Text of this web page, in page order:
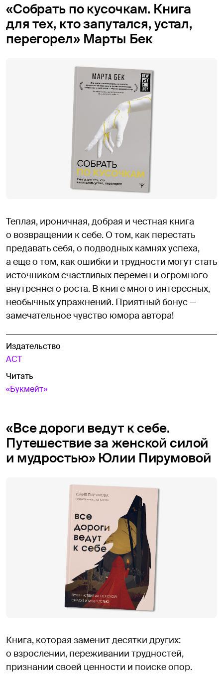
«Собрать по кусочкам. Книга
для тех, кто запутался, устал,
перегорел» Марты Бек
Теплая, ироничная, добрая и честная книга
о возвращении к себе. О том, как перестать
предавать себя, о подводных камнях успеха,
а еще о том, как ошибки и трудности могут стать
источником счастливых перемен и огромного
внутреннего роста. В книге много интересных,
необычных упражнений. Приятный бонус —
замечательное чувство юмора автора!
Издательство
АСТ
Читать
«Букмейт»
«Все дороги ведут к себе.
Путешествие за женской силой
и мудростью» Юлии Пирумовой
Книга, которая заменит десятки других:
о взрослении, переживании трудностей,
признании своей ценности и поиске опор.